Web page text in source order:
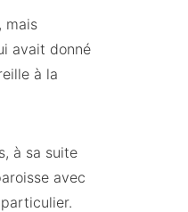
mais
avait donné
à la
à sa suite
avec